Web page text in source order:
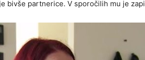
bivše partnerice. V sporočilih mu je